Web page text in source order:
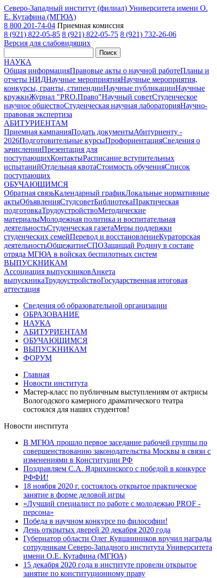
Северо-Западный институт (филиал) Университета имени О.
Е. Кутафина (МГЮА)
8 800 201-74-04 Приемная комиссия
8 (921) 822-05-85 8 (921) 822-05-75 8 (921) 732-26-06
Версия для слабовидящих
Поиск
НАУКА
Общая информацияПравовые акты о научной работеПланы и
отчеты НИДНаучные мероприятияНаучные мероприятия,
конкурсы, гранты, стипендииНаучные публикацииНаучные
кружкиЖурнал "PRO.Право"Научный советСтуденческое
научное обществоСтуденческая научная лабораторияНаучно-
правовая экспертиза
АБИТУРИЕНТАМ
Приемная кампанияПодать документыАбитуриенту -
2026Подготовительные курсыПрофориентацияСведения о
зачисленииПрезентация для
поступающихКонтактыРасписание вступительных
испытанийОтдельная квотаСтоимость обученияCписок
поступающих
ОБУЧАЮЩИМСЯ
Обратная связьКалендарный графикЛокальные нормативные
актыОбъявленияСтудсоветБиблиотекаПрактическая
подготовкаТрудоустройствоМетодические
материалыМолодежная политика и воспитательная
деятельностьСтуденческая газетаМеры поддержки
студенческих семейПеревод и восстановлениеКураторская
деятельностьОбщежитиеСПОЗащищай Родину в составе
отряда МГЮА в войсках беспилотных систем
ВЫПУСКНИКАМ
Ассоциация выпускниковАнкета
выпускникаТрудоустройствоГосударственная итоговая
аттестация
Сведения об образовательной организации
ОБРАЗОВАНИЕ
НАУКА
АБИТУРИЕНТАМ
ОБУЧАЮЩИМСЯ
ВЫПУСКНИКАМ
ФОРУМ
Главная
Новости института
Мастер-класс по публичным выступлениям от актрисы
Вологодского камерного драматического театра
состоялся для наших студентов!
Новости института
В МГЮА прошло первое заседание рабочей группы по
совершенствованию законодательства Москвы в связи с
изменениями в Конституции РФ
Поздравляем С.А. Ядрихинского с победой в конкурсе
РФФИ!
18 ноября 2020 г. состоялось открытое практическое
занятие в форме деловой игры
«Лучший специалист по работе с молодежью PROF -
персона»
Победа в научном конкурсе по философии!
День открытых дверей 20 декабря 2020 года
Губернатор области Олег Кувшинников вручил награды
сотрудникам Северо-Западного института Университета
имени О.Е. Кутафина (МГЮА)
15 декабря 2020 года в институте провели открытое
занятие по конституционному праву